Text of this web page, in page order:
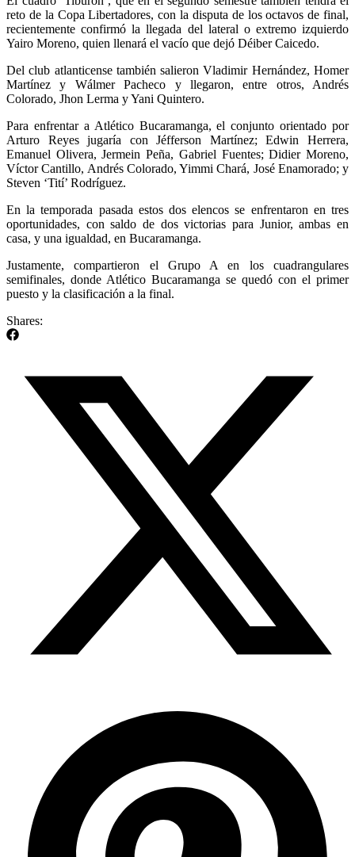
reto de la Copa Libertadores, con la disputa de los octavos de final,
recientemente confirmó la llegada del lateral o extremo izquierdo
Yairo Moreno, quien llenará el vacío que dejó Déiber Caicedo.
Del club atlanticense también salieron Vladimir Hernández, Homer
Martínez y Wálmer Pacheco y llegaron, entre otros, Andrés
Colorado, Jhon Lerma y Yani Quintero.
Para enfrentar a Atlético Bucaramanga, el conjunto orientado por
Arturo Reyes jugaría con Jéfferson Martínez; Edwin Herrera,
Emanuel Olivera, Jermein Peña, Gabriel Fuentes; Didier Moreno,
Víctor Cantillo, Andrés Colorado, Yimmi Chará, José Enamorado; y
Steven ‘Tití’ Rodríguez.
En la temporada pasada estos dos elencos se enfrentaron en tres
oportunidades, con saldo de dos victorias para Junior, ambas en
casa, y una igualdad, en Bucaramanga.
Justamente, compartieron el Grupo A en los cuadrangulares
semifinales, donde Atlético Bucaramanga se quedó con el primer
puesto y la clasificación a la final.
Shares: